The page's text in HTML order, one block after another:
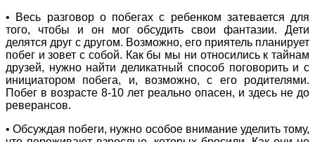
• Весь разговор о побегах с ребенком затевается для
того, чтобы и он мог обсудить свои фантазии. Дети
делятся друг с другом. Возможно, его приятель планирует
побег и зовет с собой. Как бы мы ни относились к тайнам
друзей, нужно найти деликатный способ поговорить и с
инициатором побега, и, возможно, с его родителями.
Побег в возрасте 8-10 лет реально опасен, и здесь не до
реверансов.
• Обсуждая побеги, нужно особое внимание уделить тому,